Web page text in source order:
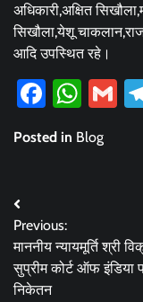
अधिकारी,अक्षित
सिखौला,येशू
आदि उपस्थित रहे।
Posted in Blog
Post
navigation
Previous:
माननीय न्यायमूर्ति श्री
सुप्रीम कोर्ट ऑफ इंडिया
निकेतन